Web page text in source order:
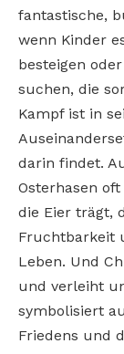
fantastische,
wenn Kinder
besteigen
suchen, die
Kampf ist in
darin findet.
Osterhasen
die Eier trägt,
Fruchtbarkeit
Leben. Und
und verleiht
symbolisiert
Friedens und